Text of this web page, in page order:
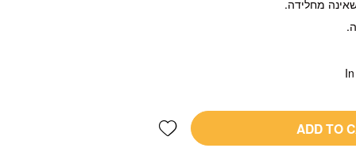
ADD TO
Add wishlist